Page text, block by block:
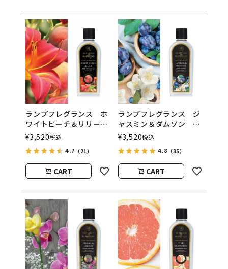
ランプフレグランス ホ
ワイトピーチ＆リリー
500ml フレグランスラ
ンプ用オイル
ASHLEIGH&BURWOOD
（アシュレイアンドバー
ウッド）
¥3,520税込
4.7 （21）
CART
ランプフレグランス ジ
ャスミン＆ダムソン
500ml フレグランスラ
ンプ用オイル
ASHLEIGH&BURWOOD
（アシュレイアンドバー
ウッド）
¥3,520税込
4.8 （35）
CART